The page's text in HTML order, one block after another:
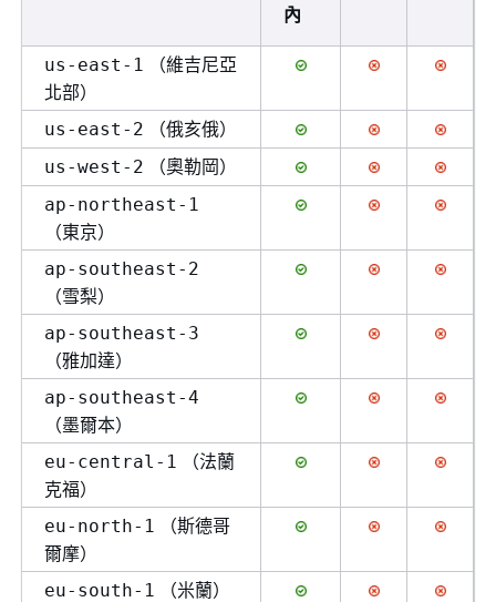
內
us-east-1 （維吉尼亞
北部）
us-east-2 （俄亥俄）
us-west-2 （奧勒岡）
ap-northeast-1
（東京）
ap-southeast-2
（雪梨）
ap-southeast-3
（雅加達）
ap-southeast-4
（墨爾本）
eu-central-1 （法蘭
克福）
eu-north-1 （斯德哥
爾摩）
eu-south-1 （米蘭）